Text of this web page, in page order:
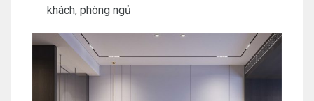
khách, phòng ngủ